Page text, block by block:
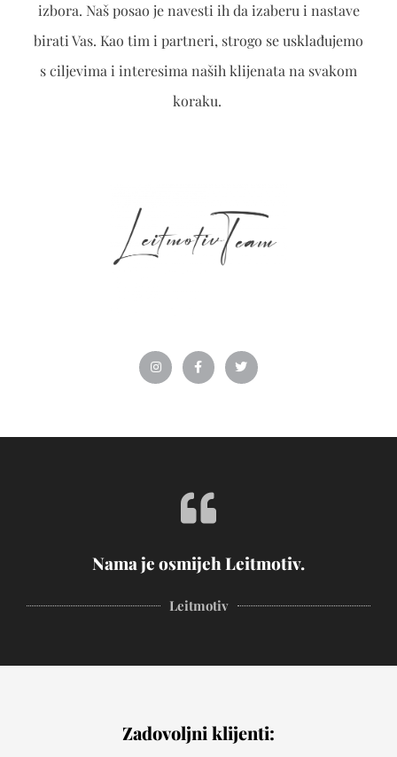
izbora. Naš posao je navesti ih da izaberu i nastave
birati Vas. Kao tim i partneri, strogo se usklađujemo
s ciljevima i interesima naših klijenata na svakom
koraku.
Nama je osmijeh Leitmotiv.
Leitmotiv
Zadovoljni klijenti: